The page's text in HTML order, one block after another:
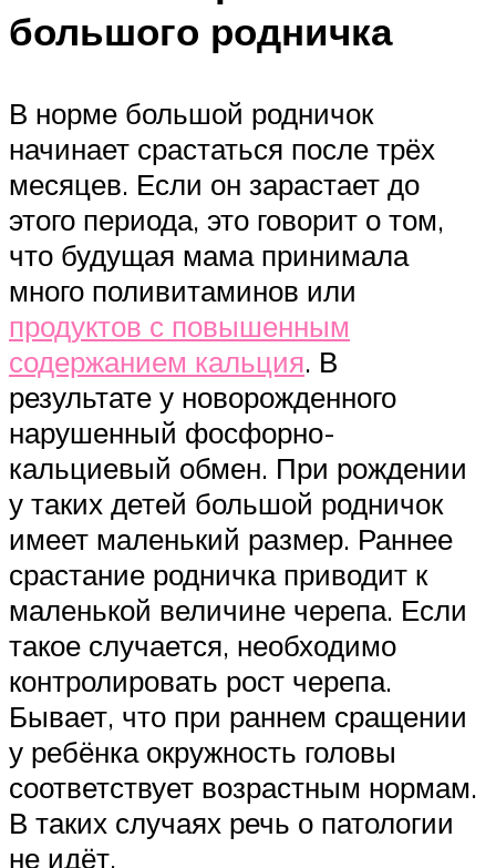
большого родничка
В норме большой родничок
начинает срастаться после трёх
месяцев. Если он зарастает до
этого периода, это говорит о том,
что будущая мама принимала
много поливитаминов или
продуктов с повышенным
содержанием кальция. В
результате у новорожденного
нарушенный фосфорно-
кальциевый обмен. При рождении
у таких детей большой родничок
имеет маленький размер. Раннее
срастание родничка приводит к
маленькой величине черепа. Если
такое случается, необходимо
контролировать рост черепа.
Бывает, что при раннем сращении
у ребёнка окружность головы
соответствует возрастным нормам.
В таких случаях речь о патологии
не идёт.